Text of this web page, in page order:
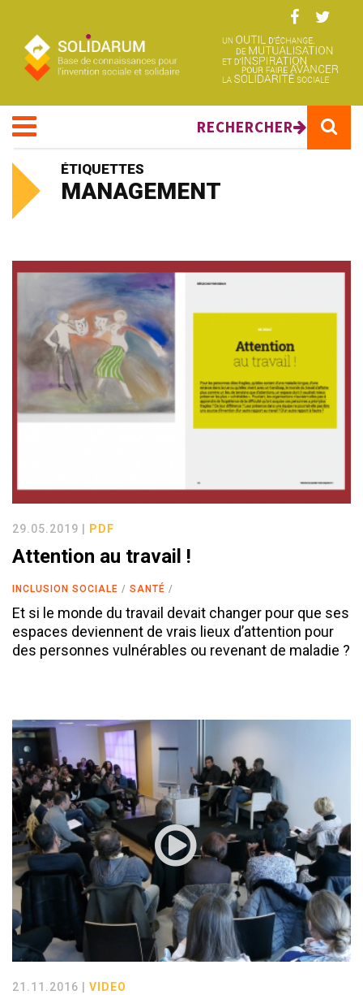
RECHERCHER
ÉTIQUETTES
MANAGEMENT
29.05.2019 | PDF
Attention au travail !
INCLUSION SOCIALE SANTÉ
Et si le monde du travail devait changer pour que ses
espaces deviennent de vrais lieux d’attention pour
des personnes vulnérables ou revenant de maladie ?
21.11.2016 | VIDEO